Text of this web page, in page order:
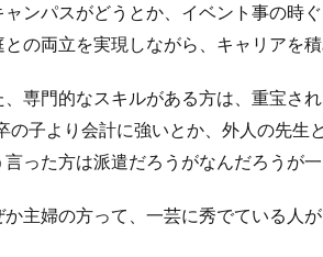
ャンパスがどうとか、イベント事の時ぐ
との両立を実現しながら、キャリアを
、専門的なスキルがある方は、重宝され
の子より会計に強いとか、外人の先生
言った方は派遣だろうがなんだろうが
か主婦の方って、一芸に秀でている人